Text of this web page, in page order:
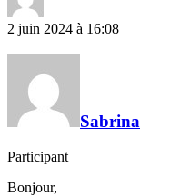
2 juin 2024 à 16:08
Sabrina
Participant
Bonjour,